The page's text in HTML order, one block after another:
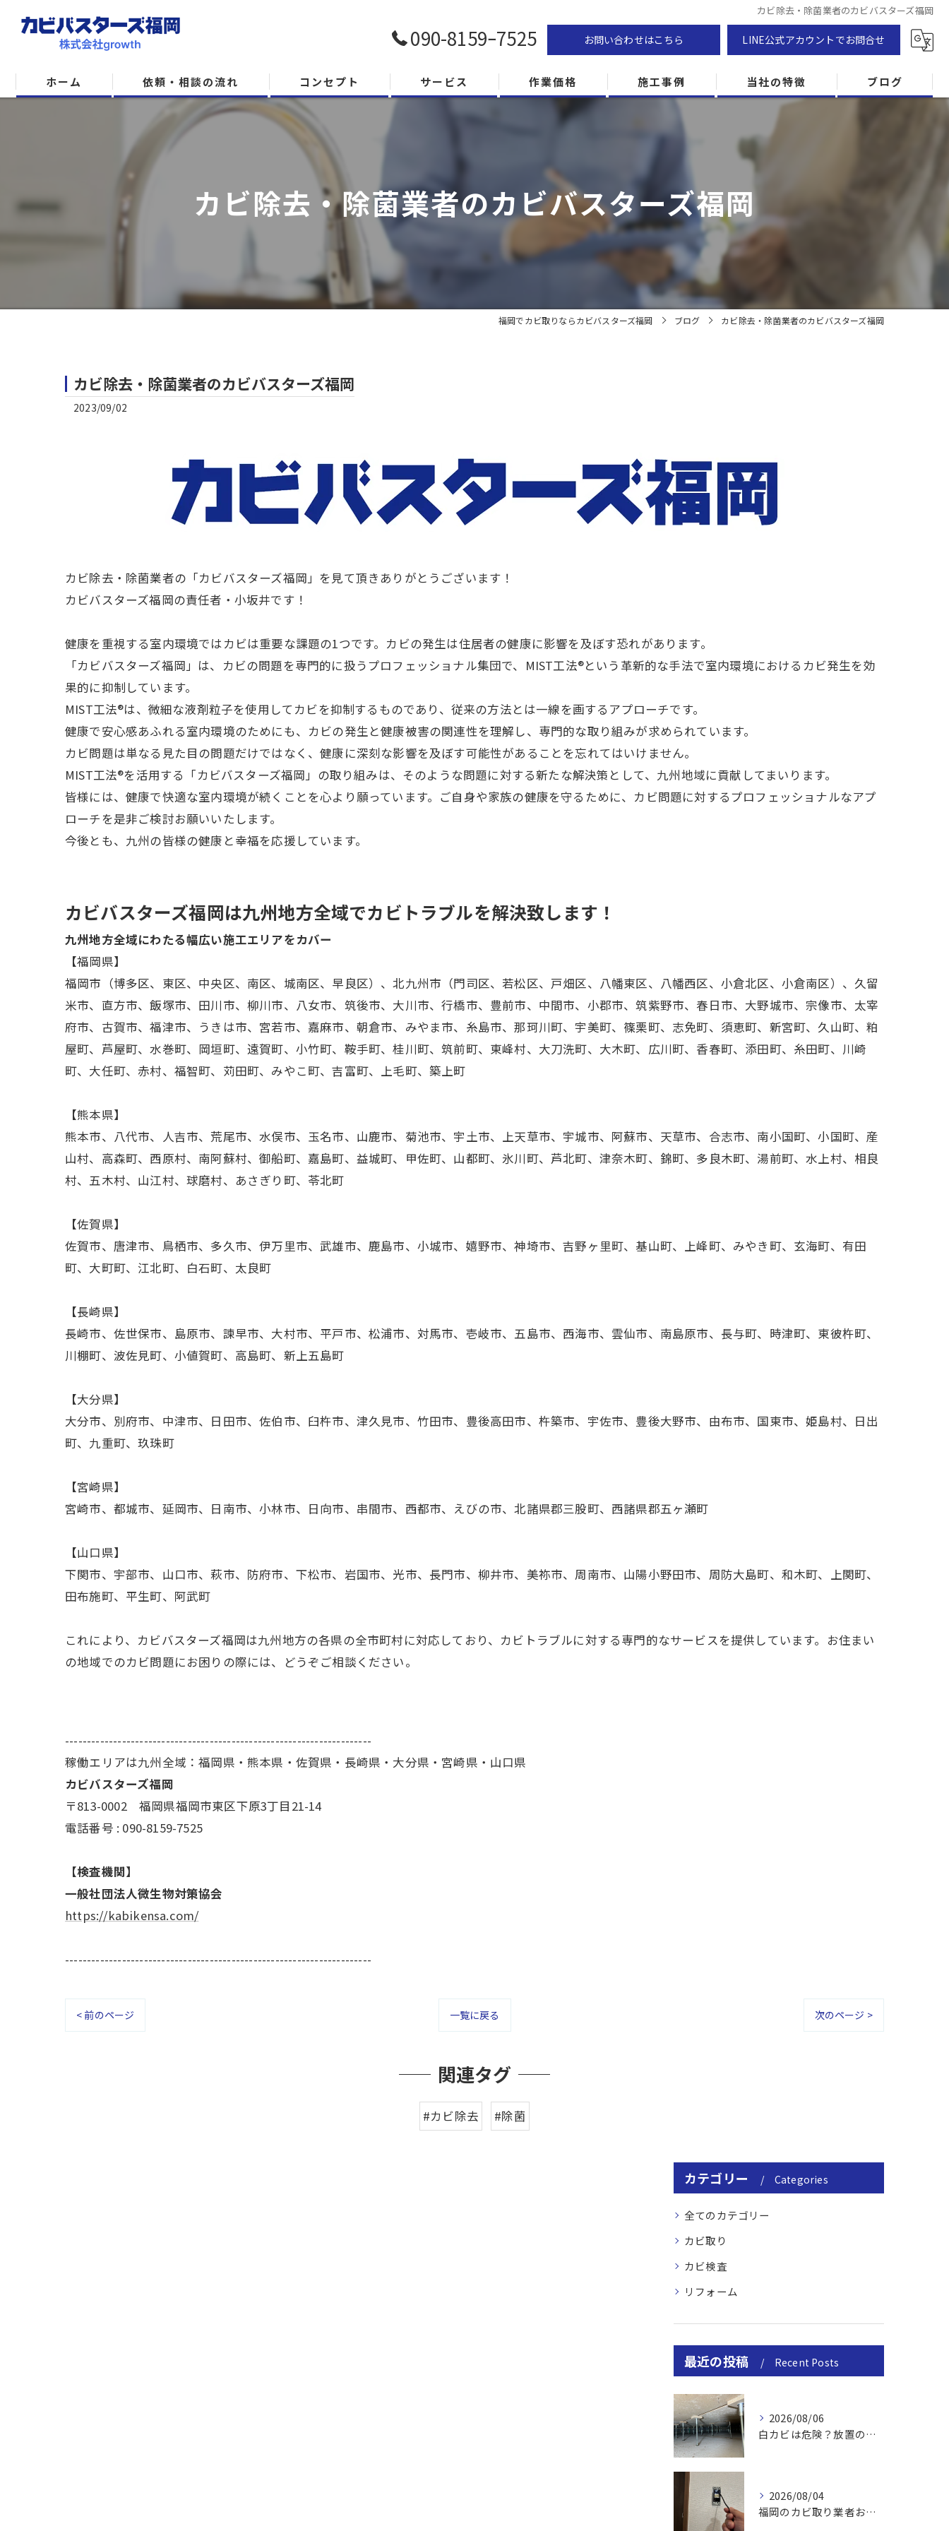
カビ除去・除菌業者のカビバスターズ福岡
090-8159ｰ7525 お問い合わせはこちら LINE公式アカウントでお問合せ
ホーム 依頼・相談の流れ コンセプト サービス 作業価格 施工事例 当社の特徴
防カビ
カビ専門
ZEH住宅
カビ検査
ブログ
カビ除去・除菌業者のカビバスターズ福岡
福岡でカビ取りならカビバスターズ福岡 ブログ カビ除去・除菌業者のカビバスターズ福岡
カビ除去・除菌業者のカビバスターズ福岡
2023/09/02
カビ除去・除菌業者の「カビバスターズ福岡」を見て頂きありがとうございます！
カビバスターズ福岡の責任者・小坂井です！
健康を重視する室内環境ではカビは重要な課題の1つです。カビの発生は住居者の健康に影響を及ぼす恐れがあります。
「カビバスターズ福岡」は、カビの問題を専門的に扱うプロフェッショナル集団で、MIST工法®という革新的な手法で室内環境におけるカビ発生を効
果的に抑制しています。
MIST工法®は、微細な液剤粒子を使用してカビを抑制するものであり、従来の方法とは一線を画するアプローチです。
健康で安心感あふれる室内環境のためにも、カビの発生と健康被害の関連性を理解し、専門的な取り組みが求められています。
カビ問題は単なる見た目の問題だけではなく、健康に深刻な影響を及ぼす可能性があることを忘れてはいけません。
MIST工法®を活用する「カビバスターズ福岡」の取り組みは、そのような問題に対する新たな解決策として、九州地域に貢献してまいります。
皆様には、健康で快適な室内環境が続くことを心より願っています。ご自身や家族の健康を守るために、カビ問題に対するプロフェッショナルなアプ
ローチを是非ご検討お願いいたします。
今後とも、九州の皆様の健康と幸福を応援しています。
カビバスターズ福岡は九州地方全域でカビトラブルを解決致します！
九州地方全域にわたる幅広い施工エリアをカバー
【福岡県】
福岡市（博多区、東区、中央区、南区、城南区、早良区）、北九州市（門司区、若松区、戸畑区、八幡東区、八幡西区、小倉北区、小倉南区）、久留
米市、直方市、飯塚市、田川市、柳川市、八女市、筑後市、大川市、行橋市、豊前市、中間市、小郡市、筑紫野市、春日市、大野城市、宗像市、太宰
府市、古賀市、福津市、うきは市、宮若市、嘉麻市、朝倉市、みやま市、糸島市、那珂川町、宇美町、篠栗町、志免町、須恵町、新宮町、久山町、粕
屋町、芦屋町、水巻町、岡垣町、遠賀町、小竹町、鞍手町、桂川町、筑前町、東峰村、大刀洗町、大木町、広川町、香春町、添田町、糸田町、川崎
町、大任町、赤村、福智町、苅田町、みやこ町、吉富町、上毛町、築上町
【熊本県】
熊本市、八代市、人吉市、荒尾市、水俣市、玉名市、山鹿市、菊池市、宇土市、上天草市、宇城市、阿蘇市、天草市、合志市、南小国町、小国町、産
山村、高森町、西原村、南阿蘇村、御船町、嘉島町、益城町、甲佐町、山都町、氷川町、芦北町、津奈木町、錦町、多良木町、湯前町、水上村、相良
村、五木村、山江村、球磨村、あさぎり町、苓北町
【佐賀県】
佐賀市、唐津市、鳥栖市、多久市、伊万里市、武雄市、鹿島市、小城市、嬉野市、神埼市、吉野ヶ里町、基山町、上峰町、みやき町、玄海町、有田
町、大町町、江北町、白石町、太良町
【長崎県】
長崎市、佐世保市、島原市、諫早市、大村市、平戸市、松浦市、対馬市、壱岐市、五島市、西海市、雲仙市、南島原市、長与町、時津町、東彼杵町、
川棚町、波佐見町、小値賀町、高島町、新上五島町
【大分県】
大分市、別府市、中津市、日田市、佐伯市、臼杵市、津久見市、竹田市、豊後高田市、杵築市、宇佐市、豊後大野市、由布市、国東市、姫島村、日出
町、九重町、玖珠町
【宮崎県】
宮崎市、都城市、延岡市、日南市、小林市、日向市、串間市、西都市、えびの市、北諸県郡三股町、西諸県郡五ヶ瀬町
【山口県】
下関市、宇部市、山口市、萩市、防府市、下松市、岩国市、光市、長門市、柳井市、美祢市、周南市、山陽小野田市、周防大島町、和木町、上関町、
田布施町、平生町、阿武町
これにより、カビバスターズ福岡は九州地方の各県の全市町村に対応しており、カビトラブルに対する専門的なサービスを提供しています。お住まい
の地域でのカビ問題にお困りの際には、どうぞご相談ください。
----------------------------------------------------------------------
稼働エリアは九州全域：福岡県・熊本県・佐賀県・長崎県・大分県・宮崎県・山口県
カビバスターズ福岡
〒813-0002 福岡県福岡市東区下原3丁目21-14
電話番号 : 090-8159-7525
【検査機関】
一般社団法人微生物対策協会
https://kabikensa.com/
----------------------------------------------------------------------
< 前のページ 一覧に戻る 次のページ >
関連タグ
#カビ除去 #除菌
カテゴリー Categories
全てのカテゴリー
カビ取り
カビ検査
リフォーム
最近の投稿 Recent Posts
2026/08/06
白カビは危険？放置のリスクと取り方
2026/08/04
福岡のカビ取り業者おすすめの選び方と費用